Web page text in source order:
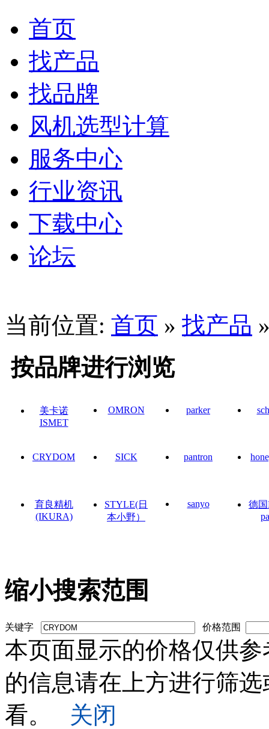
首页
找产品
找品牌
风机选型计算
服务中心
行业资讯
下载中心
论坛
当前位置: 首页 » 找产品
按品牌进行浏览
美卡诺
ISMET
OMRON parker
CRYDOM SICK pantron
育良精机
(IKURA)
STYLE(日
本小野）
sanyo
德
缩小搜索范围
关键字 价格范围
本页面显示的价格仅供
的信息请在上方进行筛
看。 关闭